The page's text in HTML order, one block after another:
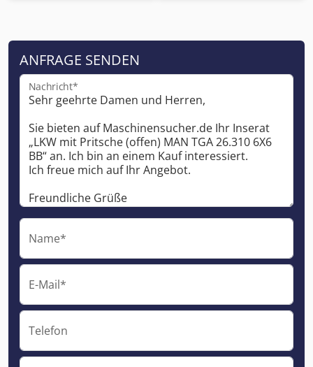
ANFRAGE SENDEN
Nachricht*
Name*
E-Mail*
Telefon